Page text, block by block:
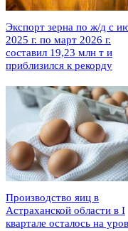
Экспорт зерна по ж/д с
2025 г. по март 2026 г.
составил 19,23 млн т и
приблизился к рекорду
Производство яиц в
Астраханской области в I
квартале осталось на